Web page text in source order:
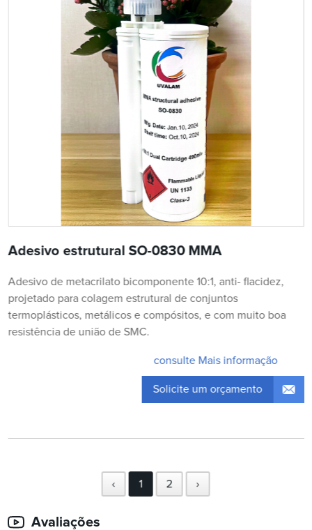
Adesivo estrutural SO-0830 MMA
Adesivo de metacrilato bicomponente 10:1, anti- flacidez,
projetado para colagem estrutural de conjuntos
termoplásticos, metálicos e compósitos, e com muito boa
resistência de união de SMC.
consulte Mais informação
Solicite um orçamento
‹ 1 2 ›
Avaliações